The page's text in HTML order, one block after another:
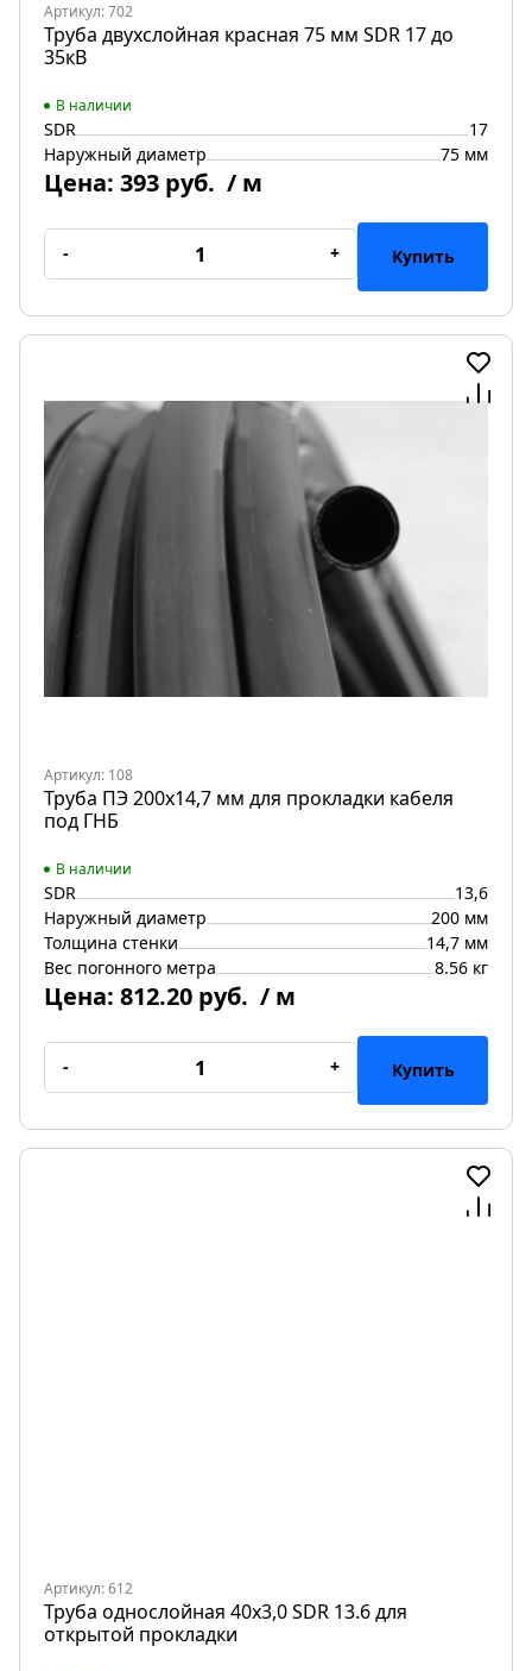
Артикул: 702
Труба двухслойная красная 75 мм SDR 17 до
35кВ
В наличии
SDR
17
Наружный диаметр
75 мм
Цена: 393 руб. / м
- + Купить
Артикул: 108
Труба ПЭ 200x14,7 мм для прокладки кабеля
под ГНБ
В наличии
SDR
13,6
Наружный диаметр
200 мм
Толщина стенки
14,7 мм
Вес погонного метра
8.56 кг
Цена: 812.20 руб. / м
- + Купить
Артикул: 612
Труба однослойная 40х3,0 SDR 13.6 для
открытой прокладки